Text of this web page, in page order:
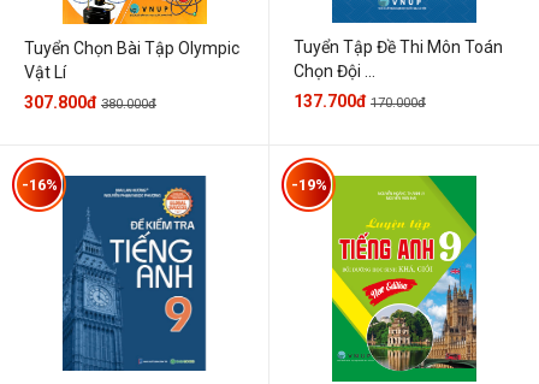
Tuyển Chọn Bài Tập Olympic
Vật Lí
307.800đ 380.000đ
Tuyển Tập Đề Thi Môn Toán
Chọn Đội ...
137.700đ 170.000đ
-16% -19%